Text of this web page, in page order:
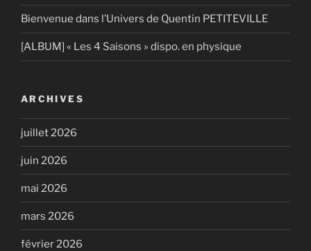
Bienvenue dans l’Univers de Quentin PETITEVILLE
[ALBUM] « Les 4 Saisons » dispo. en physique
ARCHIVES
juillet 2026
juin 2026
mai 2026
mars 2026
février 2026